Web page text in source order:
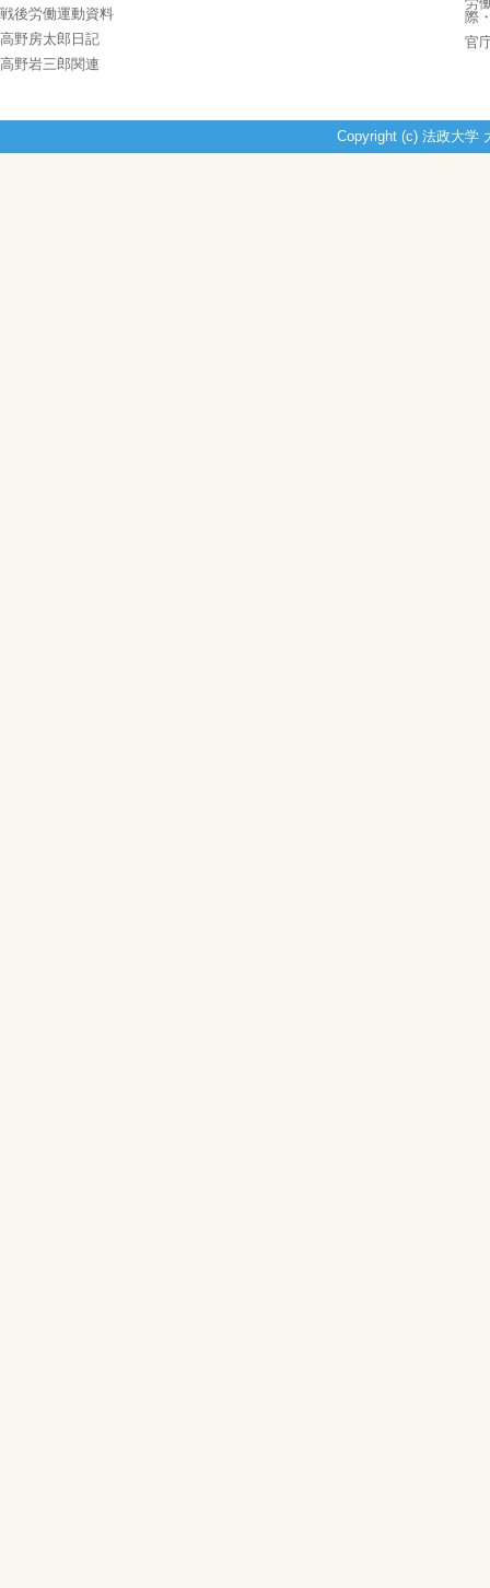
戦後労働運動資料
高野房太郎日記
高野岩三郎関連
際
官
Copyright (c) 法政大学